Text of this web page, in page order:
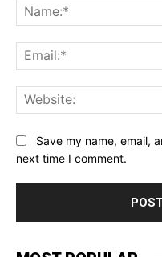
Save my name, email,
next time I comment.